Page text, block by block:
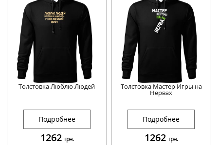
Толстовка Люблю Людей
Подробнее
1262 грн.
Толстовка Мастер Игры на
Нервах
Подробнее
1262 грн.